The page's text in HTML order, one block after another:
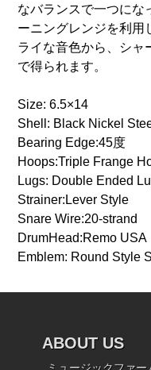
なバランスで一つにな
ーニングレンジを利用
ライな音色から、シャ
で得られます。
Size: 6.5×14
Shell: Black Nickel
Bearing Edge:45度
Hoops:Triple Frange
Lugs: Double Ended
Strainer:Lever Style
Snare Wire:20-strand
DrumHead:Remo USA
Emblem: Round Style
ABOUT US